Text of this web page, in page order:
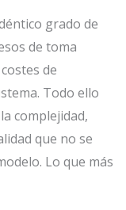
grado de
de toma
de
Todo ello
complejidad,
que no se
Lo que más